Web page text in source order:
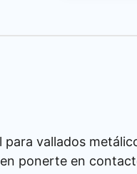
para vallados
ponerte en